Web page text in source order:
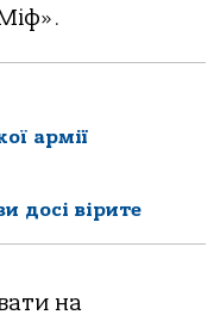
армії
досі вірите
на